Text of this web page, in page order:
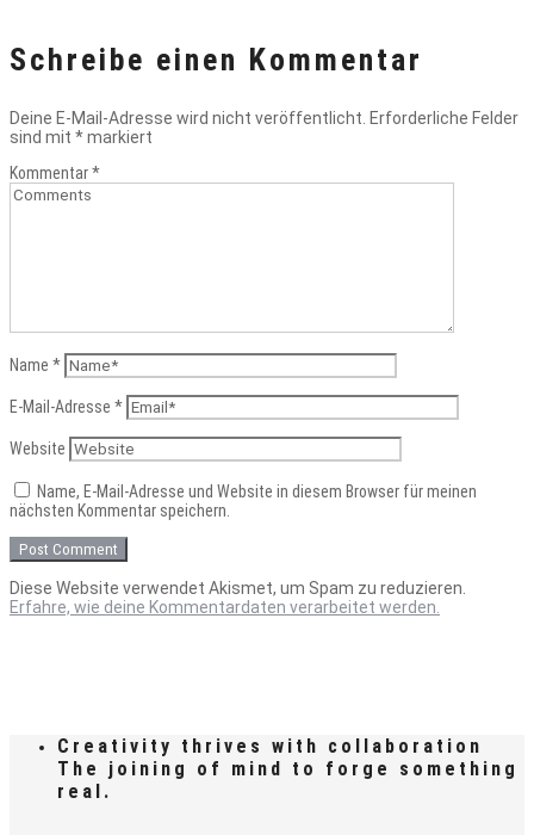
Schreibe einen Kommentar
Deine E-Mail-Adresse wird nicht veröffentlicht. Erforderliche Felder
sind mit *markiert
Kommentar*
Name *
E-Mail-Adresse *
Website
Name, E-Mail-Adresse und Website in diesem Browser für meinen
nächsten Kommentar speichern.
Diese Website verwendet Akismet, um Spam zu reduzieren.
Erfahre, wie deine Kommentardaten verarbeitet werden.
Creativity thrives with collaboration
The joining of mind to forge something
real.